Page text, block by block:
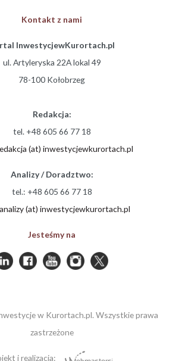
Kontakt z nami
InwestycjewKurortach.pl
ul. Artyleryska 22A lokal 49
78-100 Kołobrzeg
Redakcja:
tel. +48 605 66 77 18
(at) inwestycjewkurortach.pl
Analizy / Doradztwo:
tel.: +48 605 66 77 18
analizy (at) inwestycjewkurortach.pl
Jesteśmy na
w Kurortach.pl. Wszystkie prawa
zastrzeżone
i realizacja: